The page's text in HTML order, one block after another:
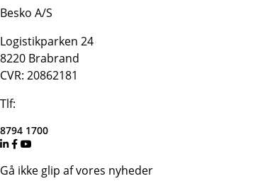
Besko A/S
Logistikparken 24
8220 Brabrand
CVR: 20862181
Tlf:
8794 1700
Gå ikke glip af vores nyheder